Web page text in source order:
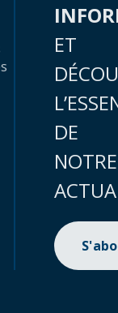
ET
DE
NOTRE